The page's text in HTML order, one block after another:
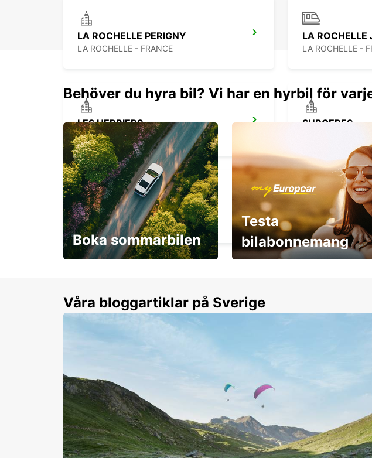
LA ROCHELLE PERIGNY
LA ROCHELLE - FRANCE LA ROCHELLE -
LES HERBIERS
LES HERBIERS - FRANCE
SURGERES
SURGERES -
NIORT JÄRNVÄGSSTATION
NIORT - FRANCE
Behöver du hyra bil? Vi har en hyrbil för
Boka sommarbilen
Testa
bilabonnemang
Våra bloggartiklar på Sverige